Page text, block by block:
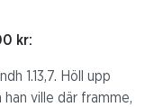
kr:
1.13,7. Höll upp
han ville där framme,